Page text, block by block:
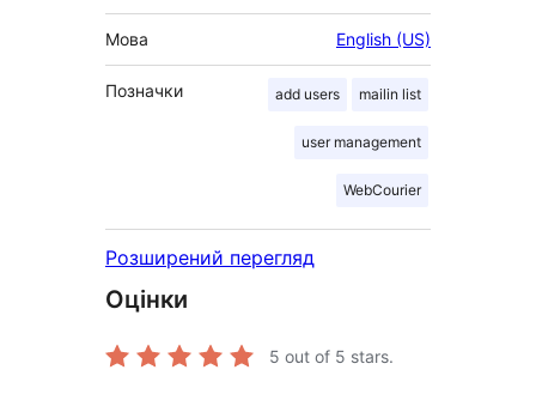
Мова English (US)
Позначки add users mailin list
user management
WebCourier
Розширений перегляд
Оцінки
5 out of 5 stars.